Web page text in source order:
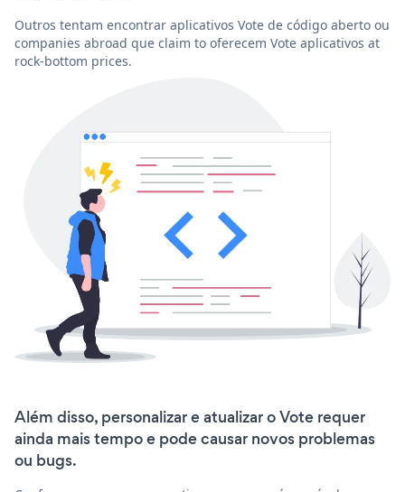
Outros tentam encontrar aplicativos Vote de código aberto ou
companies abroad que claim to oferecem Vote aplicativos at
rock-bottom prices.
Além disso, personalizar e atualizar o Vote requer
ainda mais tempo e pode causar novos problemas
ou bugs.